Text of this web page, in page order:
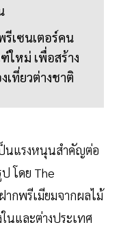
รีเซนเตอร์คน
หม่ เพื่อสร้าง
เที่ยวต่างชาติ
ป็นแรงหนุนสำคัญต่อ
โดย The
กพรีเมียมจากผลไม้
นและต่างประเทศ